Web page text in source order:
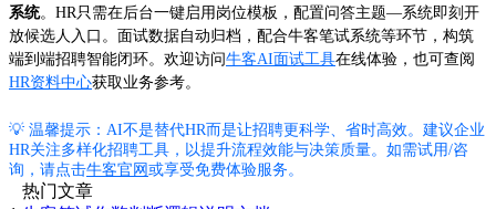
系统。HR只需在后台一键启用岗位模板，配置问答主题—系统即刻开
放候选人入口。面试数据自动归档，配合牛客笔试系统等环节，构筑
端到端招聘智能闭环。欢迎访问牛客AI面试工具在线体验，也可查阅
HR资料中心获取业务参考。
💡 温馨提示：AI不是替代HR而是让招聘更科学、省时高效。建议企业
HR关注多样化招聘工具，以提升流程效能与决策质量。如需试用/咨
询，请点击牛客官网 或享受免费体验服务。
热门文章